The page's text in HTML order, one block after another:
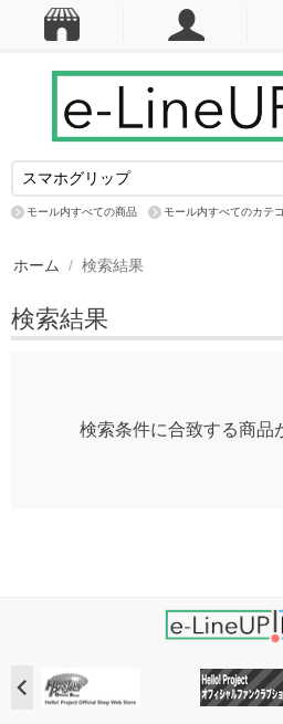
モール内すべての商品 モール内すべてのカテ
ホーム / 検索結果
検索結果
検索条件に合致する商品